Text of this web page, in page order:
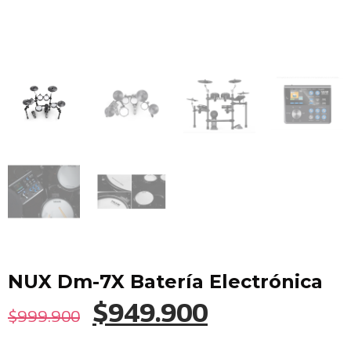
NUX Dm-7X Batería Electrónica
$999.900 $949.900